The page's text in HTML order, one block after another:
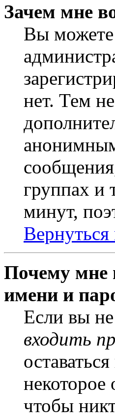
Зачем мне
Вы можете
нет. Тем
группах и
минут,
Вернуться
Почему мне
имени и
Если вы
входить
некоторое
чтобы